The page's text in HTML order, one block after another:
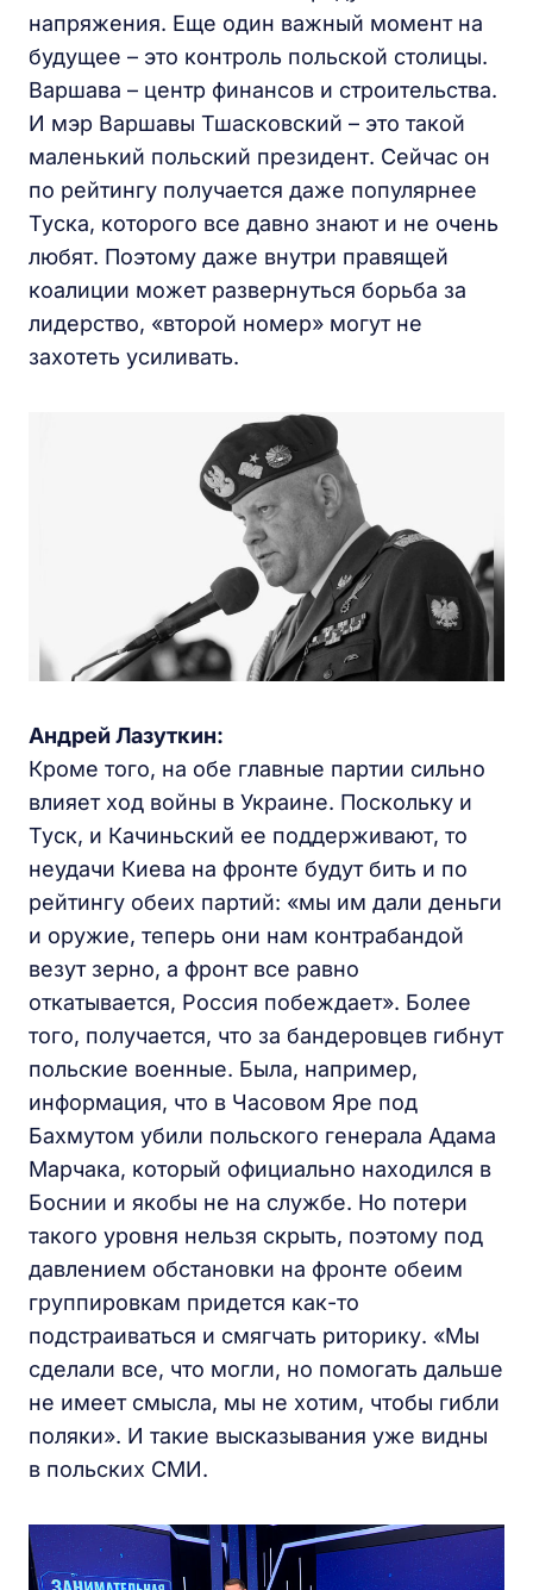
напряжения. Еще один важный момент на
будущее – это контроль польской столицы.
Варшава – центр финансов и строительства.
И мэр Варшавы Тшасковский – это такой
маленький польский президент. Сейчас он
по рейтингу получается даже популярнее
Туска, которого все давно знают и не очень
любят. Поэтому даже внутри правящей
коалиции может развернуться борьба за
лидерство, «второй номер» могут не
захотеть усиливать.
Андрей Лазуткин:
Кроме того, на обе главные партии сильно
влияет ход войны в Украине. Поскольку и
Туск, и Качиньский ее поддерживают, то
неудачи Киева на фронте будут бить и по
рейтингу обеих партий: «мы им дали деньги
и оружие, теперь они нам контрабандой
везут зерно, а фронт все равно
откатывается, Россия побеждает». Более
того, получается, что за бандеровцев гибнут
польские военные. Была, например,
информация, что в Часовом Яре под
Бахмутом убили польского генерала Адама
Марчака, который официально находился в
Боснии и якобы не на службе. Но потери
такого уровня нельзя скрыть, поэтому под
давлением обстановки на фронте обеим
группировкам придется как-то
подстраиваться и смягчать риторику. «Мы
сделали все, что могли, но помогать дальше
не имеет смысла, мы не хотим, чтобы гибли
поляки». И такие высказывания уже видны
в польских СМИ.